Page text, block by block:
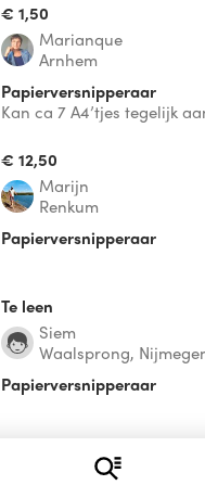
€ 1,50
Marianque
Arnhem
Papierversnipperaar
Kan ca 7 A4’tjes tegelijk
€ 12,50
Marijn
Renkum
Papierversnipperaar
Te leen
Siem
Waalsprong,
Papierversnipperaar